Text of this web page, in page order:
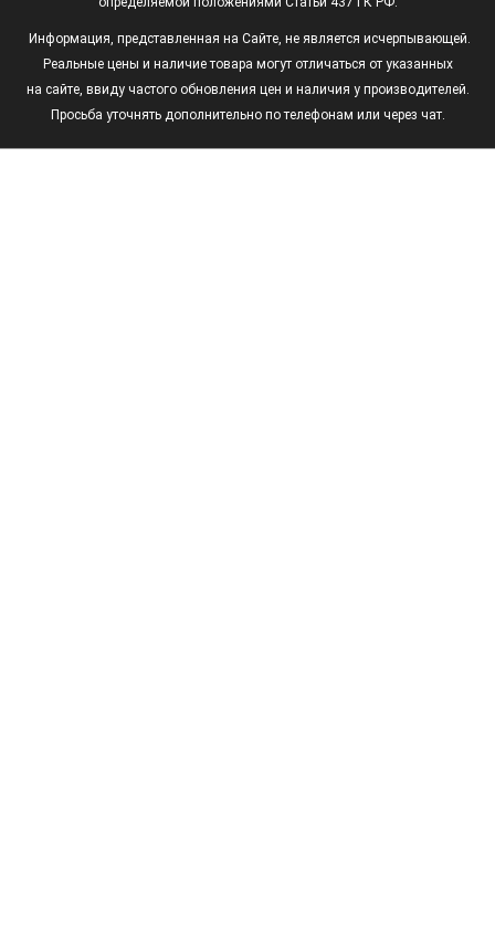
Информация, представленная на Сайте, не является исчерпывающей.
Реальные цены и наличие товара могут отличаться от указанных
на сайте, ввиду частого обновления цен и наличия у производителей.
Просьба уточнять дополнительно по телефонам или через чат.